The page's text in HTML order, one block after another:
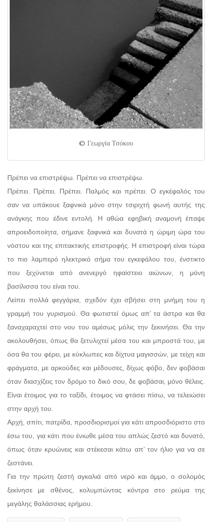
© Γεωργία Τσόκου
Πρέπει να επιστρέψω. Πρέπει να επιστρέψω.
Πρέπει. Πρέπει. Πρέπει. Παλμός και πρέπει. Ο εγκέφαλός του
σαν να υπάκουε ξαφνικά μόνο στην τσιριχτή φωνή αυτής της
ανάγκης που έδινε εντολή. Η αθώα εφηβική αναμονή έπαψε
απροειδοποίητα, σήμανε ξαφνικά και δυνατά η ώριμη ώρα του
νόστου και της επιτακτικής επιστροφής. Η επιστροφή είναι τώρα
το πιο λαμπερό ηλεκτρικό σήμα του εγκεφάλου του, ένστικτο
που ξεχύνεται από ανενεργό ηφαίστειο αιώνων, η μόνη
βασίλισσα του είναι του.
Λείπει πολλά φεγγάρια, σχεδόν έχει σβήσει στη μνήμη του η
γραμμή του γυρισμού. Θα φωτιστεί όμως απ’ τα άστρα και θα
ξαναχαραχτεί στο νου του αμέσως μόλις την ξεκινήσει. Θα την
ακολουθήσει, όπως θα ξετυλιχτεί μέσα του και μπροστά του, με
όσα θα του φέρει, με κύκλωπες και δίχτυα μαγισσών, με τείχη και
φράγματα, με αρκούδες και μέδουσες, δίχως φόβο, δεν φοβάσαι
όταν διασχίζεις τον δρόμο το δικό σου, δε φοβάσαι, μόνο θέλεις.
Είναι έτοιμος για το ταξίδι, έτοιμος να φτάσει πίσω, να τελειώσει
στην αρχή του.
Αρχή, σπίτι, πατρίδα, προσδιορισμοί για κάτι απροσδιόριστο στο
έσω του, για κάτι που ένιωθε μέσα του απλώς ζεστό και δυνατό,
όπως όταν κρυώνεις και στέκεσαι κάτω απ’ τον ήλιο για να σε
ζεστάνει.
Για την πρώτη ζεστή αγκαλιά από νερό και άμμο, ο σολομός
ξεκίνησε με σθένος, κολυμπώντας κόντρα στο ρεύμα της
μεγάλης θαλάσσιας ερήμου.